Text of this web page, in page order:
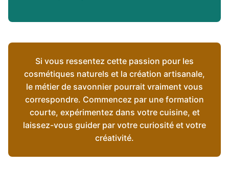
Si vous ressentez cette passion pour les
cosmétiques naturels et la création artisanale,
le métier de savonnier pourrait vraiment vous
correspondre. Commencez par une formation
courte, expérimentez dans votre cuisine, et
laissez-vous guider par votre curiosité et votre
créativité.